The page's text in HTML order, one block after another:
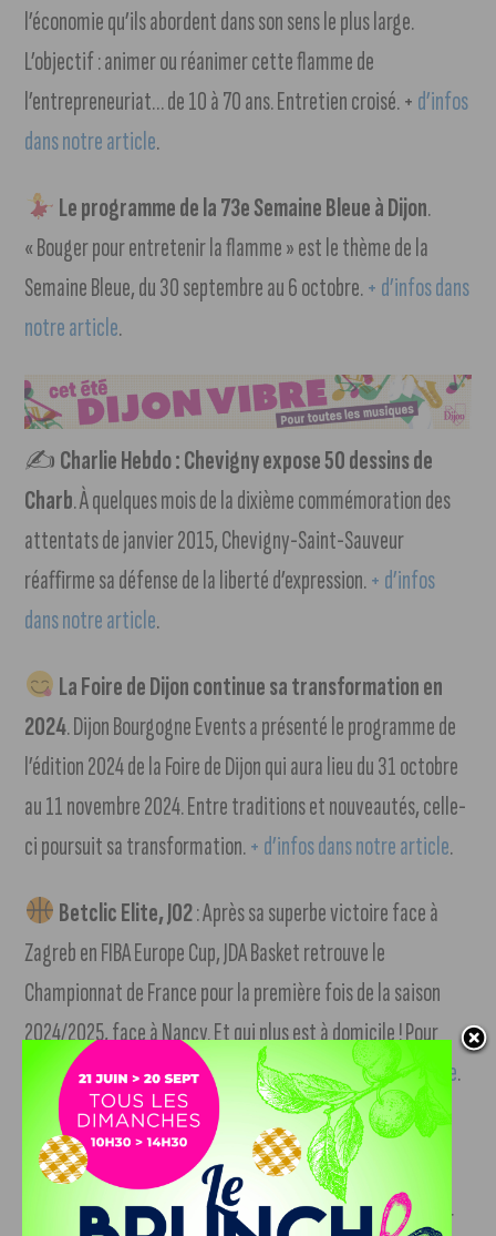
l’économie qu’ils abordent dans son sens le plus large.
L’objectif : animer ou réanimer cette flamme de
l’entrepreneuriat… de 10 à 70 ans. Entretien croisé. + d’infos
dans notre article.
Le programme de la 73e Semaine Bleue à Dijon.
« Bouger pour entretenir la flamme » est le thème de la
Semaine Bleue, du 30 septembre au 6 octobre.+ d’infos dans
notre article.
✍️ Charlie Hebdo : Chevigny expose 50 dessins de
Charb. À quelques mois de la dixième commémoration des
attentats de janvier 2015, Chevigny-Saint-Sauveur
réaffirme sa défense de la liberté d’expression.+ d’infos
dans notre article.
La Foire de Dijon continue sa transformation en
2024. Dijon Bourgogne Events a présenté le programme de
l’édition 2024 de la Foire de Dijon qui aura lieu du 31 octobre
au 11 novembre 2024. Entre traditions et nouveautés, celle-
ci poursuit sa transformation.+ d’infos dans notre article.
Betclic Elite, J02: Après sa superbe victoire face à
Zagreb en FIBA Europe Cup, JDA Basket retrouve le
Championnat de France pour la première fois de la saison
2024/2025, face à Nancy. Et qui plus est à domicile ! Pour
réserver votre place, rendez-vous sur labilletterie en ligne.
Retraite internationale d’Antoine Griezmann. Le
Bourguignon a pris la décision d’arrêter sa carrière
internationale avec l’Équipe de France de Football. Meilleur